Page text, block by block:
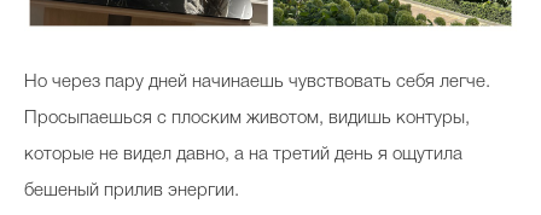
Но через пару дней начинаешь чувствовать себя легче.
Просыпаешься с плоским животом, видишь контуры,
которые не видел давно, а на третий день я ощутила
бешеный прилив энергии.